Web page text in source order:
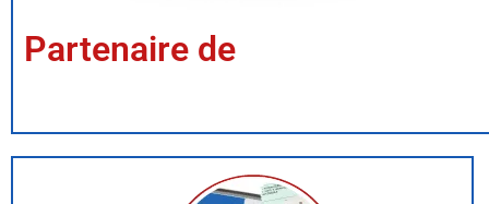
Partenaire de